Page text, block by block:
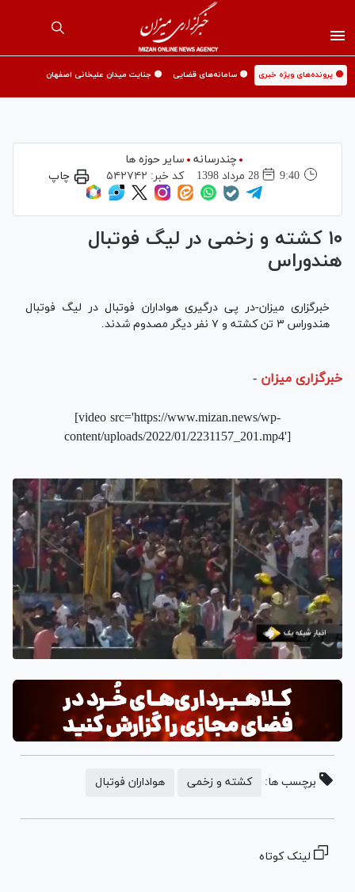
🟡 پرونده‌های ویژه خبری 🟡 سامانه‌های قضایی 🟡 جنایت میدان علیخانی اصفهان
چندرسانه
سایر حوزه ها
9:40
28 مرداد 1398 کد خبر: ۵۴۲۷۴۲ چاپ
۱۰ کشته و زخمی در لیگ فوتبال
هندوراس
خبرگزاری میزان-در پی درگیری هواداران فوتبال در لیگ فوتبال
هندوراس ۳ تن کشته و ۷ نفر دیگر مصدوم شدند.
خبرگزاری میزان -
[video src='https://www.mizan.news/wp-
content/uploads/2022/01/2231157_201.mp4']
برچسب ها: کشته و زخمی هواداران فوتبال
لینک کوتاه